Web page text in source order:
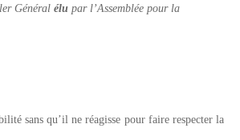
Général élu par l’Assemblée pour la
sans qu’il ne réagisse pour faire respecter la